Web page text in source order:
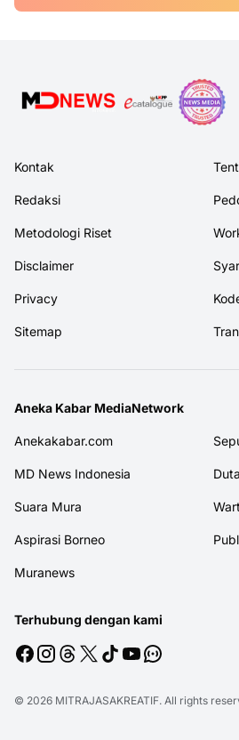
Kontak
Redaksi
Metodologi Riset
Disclaimer
Privacy
Sitemap
Aneka Kabar MediaNetwork
Anekakabar.com
MD News Indonesia
Suara Mura
Aspirasi Borneo
Muranews
Terhubung dengan kami
© 2026 MITRAJASAKREATIF. All rights